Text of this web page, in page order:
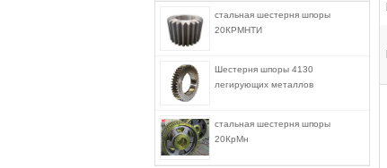
стальная шестерня шпоры
20КРМНТИ
Шестерня шпоры 4130
легирующих металлов
стальная шестерня шпоры
20КрМн